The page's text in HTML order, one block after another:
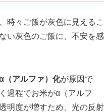
時々ご飯が灰色に見えるこ
い灰色のご飯に、不安を感
（アルファ）化が原因で
過程でお米がα（アルフ
明度が増すため、光の反射